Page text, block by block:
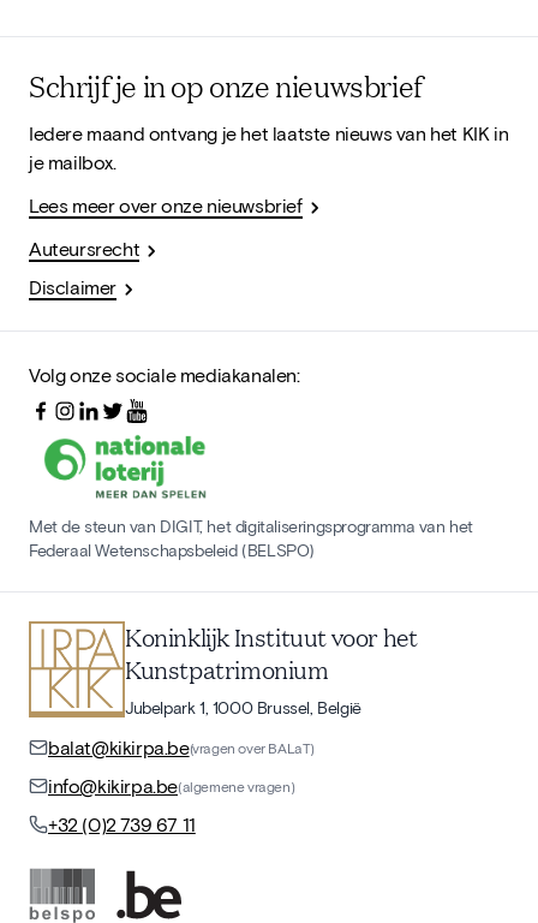
Schrijf je in op onze nieuwsbrief
Iedere maand ontvang je het laatste nieuws van het KIK in
je mailbox.
Lees meer over onze nieuwsbrief
Auteursrecht
Disclaimer
Volg onze sociale mediakanalen:
Met de steun van DIGIT, het digitaliseringsprogramma van het
Federaal Wetenschapsbeleid (BELSPO)
Koninklijk Instituut voor het
Kunstpatrimonium
Jubelpark 1, 1000 Brussel, België
balat@kikirpa.be(vragen over BALaT)
info@kikirpa.be(algemene vragen)
+32 (0)2 739 67 11